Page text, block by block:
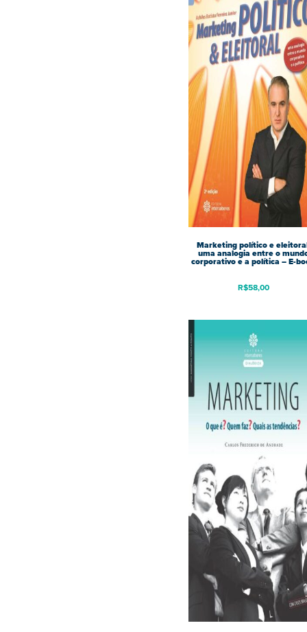
Marketing político e
uma analogia entre o
corporativo e a política – E-
R$58,00